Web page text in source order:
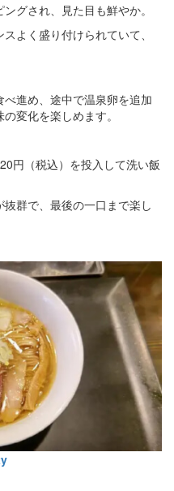
グされ、見た目も鮮やか。
よく盛り付けられていて、
進め、途中で温泉卵を追加
変化を楽しめます。
円（税込）を投入して洗い飯
群で、最後の一口まで楽し